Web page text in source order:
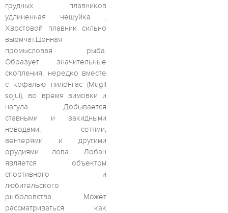
грудных плавников
удлиненная чешуйка .
Хвостовой плавник сильно
выемчат.Ценная
промысловая рыба.
Образует значительные
скопления, нередко вместе
с кефалью пиленгас (Mugil
sojui), во время зимовки и
нагула. Добывается
ставными и закидными
неводами, сетями,
вентерями и другими
орудиями лова. Лобан
является объектом
спортивного и
любительского
рыболовства. Может
рассматриваться как